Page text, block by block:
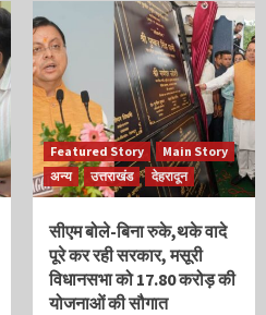
Featured Story
Main Story
अन्य
उत्तराखंड देहरादून
सीएम बोले-बिना रुके,थके वादे
पूरे कर रही सरकार, मसूरी
विधानसभा को 17.80 करोड़ की
योजनाओं की सौगात